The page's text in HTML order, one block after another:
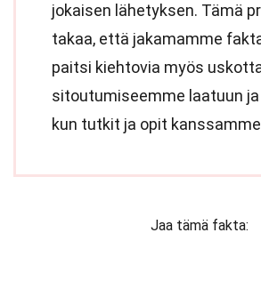
jokaisen lähetyksen. Tämä
takaa, että jakamamme
paitsi kiehtovia myös
sitoutumiseemme laatuun
kun tutkit ja opit
Jaa tämä fakta: